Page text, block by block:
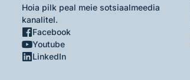
Hoia pilk peal meie sotsiaalmeedia
kanalitel.
Facebook
Youtube
LinkedIn